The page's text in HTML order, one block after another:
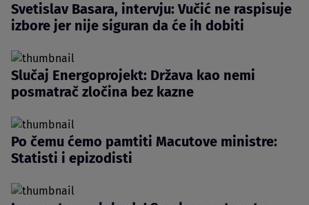
Svetislav Basara, intervju: Vučić ne raspisuje
izbore jer nije siguran da će ih dobiti
Slučaj Energoprojekt: Država kao nemi
posmatrač zločina bez kazne
Po čemu ćemo pamtiti Macutove ministre:
Statisti i epizodisti